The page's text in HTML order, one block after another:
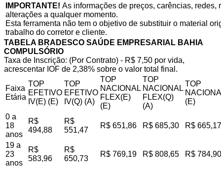
IMPORTANTE! As informações de preços, carências,
alterações a qualquer momento.
Esta ferramenta não tem o objetivo de substituir o material
trabalho do corretor e cliente.
TABELA BRADESCO SAÚDE EMPRESARIAL BAHIA
COMPULSÓRIO
Taxa de Inscrição: (Por Contrato) - R$ 7,50 por vida,
acrescentar IOF de 2,38% sobre o valor total final.
Faixa
Etária
TOP
EFETIVO
IV(E) (E)
TOP
EFETIVO
IV(Q) (A)
TOP
NACIONAL
FLEX(E)
(E)
TOP
NACIONAL
FLEX(Q)
(A)
TOP
(E)
0 a
18
anos
R$
494,88
R$
551,47
R$ 651,86 R$ 685,30 R$ 665,17
19 a
23
anos
R$
583,96
R$
650,73
R$ 769,19 R$ 808,65 R$ 784,90